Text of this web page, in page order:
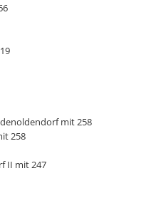
mit 258
258
II mit 247